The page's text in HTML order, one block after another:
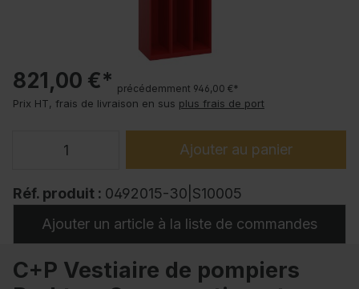
821,00 €* précédemment 946,00 €*
Prix HT, frais de livraison en sus plus frais de port
Ajouter au panier
Réf. produit : 0492015-30|S10005
Ajouter un article à la liste de commandes
C+P Vestiaire de pompiers